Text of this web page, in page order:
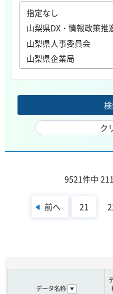
9521件中
前へ 21
データ名称